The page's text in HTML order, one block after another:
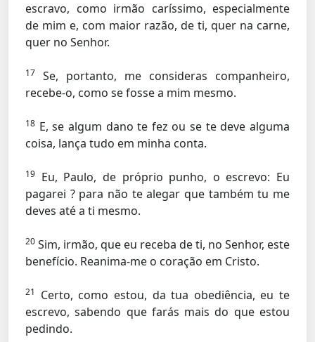
escravo, como irmão caríssimo, especialmente
de mim e, com maior razão, de ti, quer na carne,
quer no Senhor.
17
Se, portanto, me consideras companheiro,
recebe-o, como se fosse a mim mesmo.
18 E, se algum dano te fez ou se te deve alguma
coisa, lança tudo em minha conta.
19 Eu, Paulo, de próprio punho, o escrevo: Eu
pagarei ? para não te alegar que também tu me
deves até a ti mesmo.
20 Sim, irmão, que eu receba de ti, no Senhor, este
benefício. Reanima-me o coração em Cristo.
21
Certo, como estou, da tua obediência, eu te
escrevo, sabendo que farás mais do que estou
pedindo.